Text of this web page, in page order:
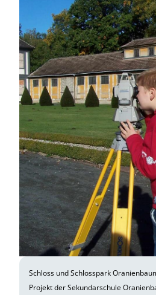
Schloss und Schlosspark
Projekt der Sekundarschule